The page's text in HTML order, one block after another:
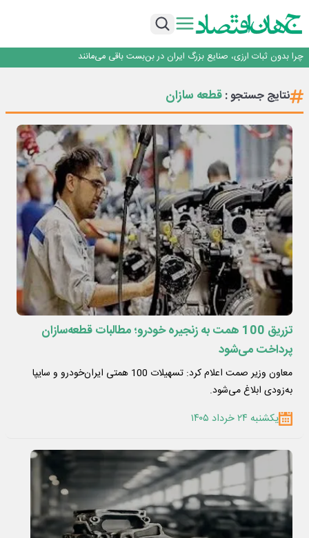
افزایش قیمت بلیت اتوبوس فصلی شد؟
رانندگان انگلیسی به سرقت سوخت روی آوردند!
روزنامه ۱۷ مرداد
افزایش قیمت بلیت اتوبوس فصلی شد؟
نتایج جستجو :قطعه سازان
تزریق 100 همت به زنجیره خودرو؛ مطالبات قطعه‌سازان
پرداخت می‌شود
معاون وزیر صمت اعلام کرد: تسهیلات 100 همتی ایران‌خودرو و سایپا
به‌زودی ابلاغ می‌شود.
یکشنبه ۲۴ خرداد ۱۴۰۵